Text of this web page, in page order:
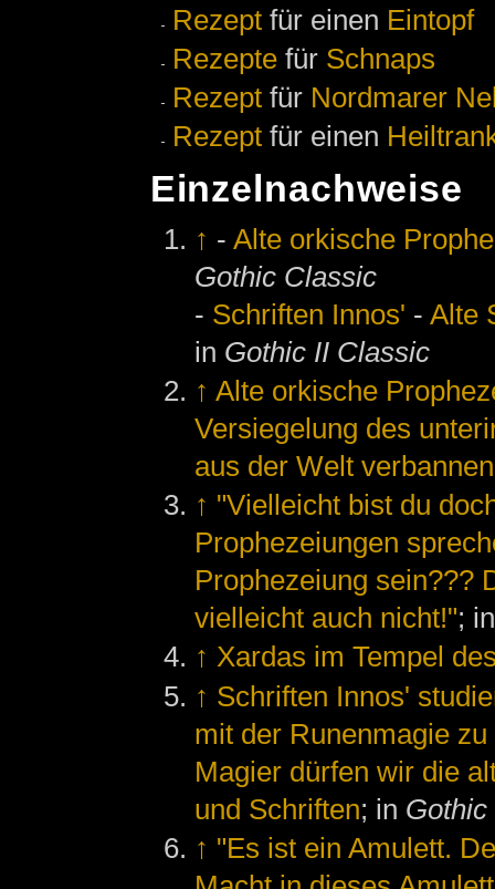
Rezept für einen Eintopf
Rezepte für Schnaps
Rezept für Nordmarer
Rezept für einen
Einzelnachweise
↑ -Alte orkische
Gothic Classic
- Schriften Innos' -Alte
in Gothic II Classic
↑ Alte orkische
Versiegelung des
aus der Welt verbannen
↑ "Vielleicht bist du
Prophezeiungen
Prophezeiung sein???
vielleicht auch nicht!";
↑ Xardas im Tempel
↑ Schriften Innos'
mit der Runenmagie
Magier dürfen wir die
und Schriften; in
↑ "Es ist ein Amulett.